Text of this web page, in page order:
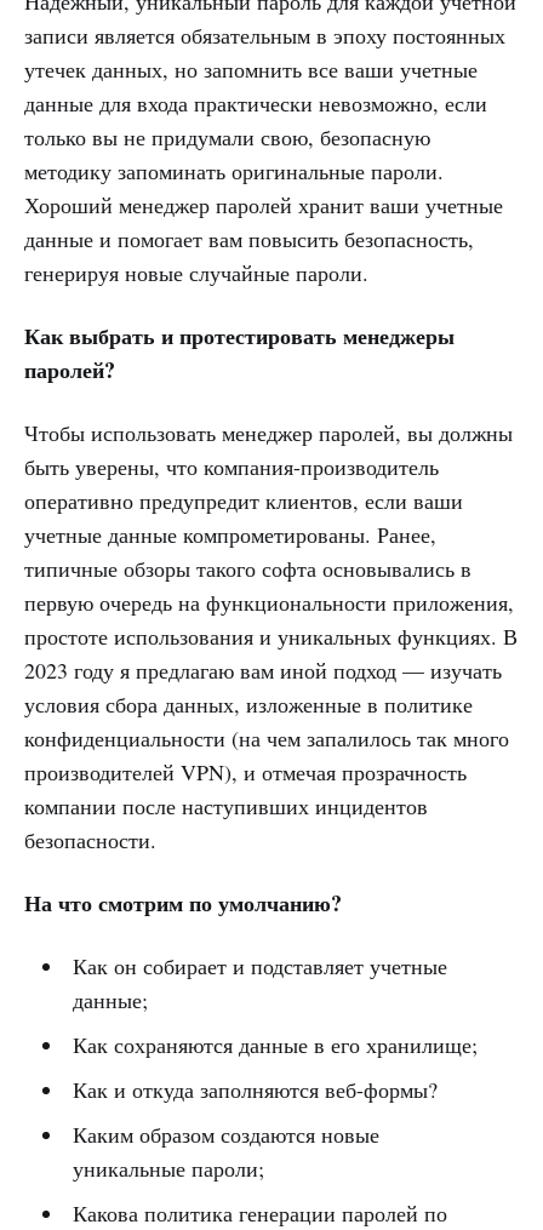
записи является обязательным в эпоху постоянных
утечек данных, но запомнить все ваши учетные
данные для входа практически невозможно, если
только вы не придумали свою, безопасную
методику запоминать оригинальные пароли.
Хороший менеджер паролей хранит ваши учетные
данные и помогает вам повысить безопасность,
генерируя новые случайные пароли.
Как выбрать и протестировать менеджеры
паролей?
Чтобы использовать менеджер паролей, вы должны
быть уверены, что компания-производитель
оперативно предупредит клиентов, если ваши
учетные данные компрометированы. Ранее,
типичные обзоры такого софта основывались в
первую очередь на функциональности приложения,
простоте использования и уникальных функциях. В
2023 году я предлагаю вам иной подход — изучать
условия сбора данных, изложенные в политике
конфиденциальности (на чем запалилось так много
производителей VPN), и отмечая прозрачность
компании после наступивших инцидентов
безопасности.
На что смотрим по умолчанию?
Как он собирает и подставляет учетные
данные;
Как сохраняются данные в его хранилище;
Как и откуда заполняются веб-формы?
Каким образом создаются новые
уникальные пароли;
Какова политика генерации паролей по